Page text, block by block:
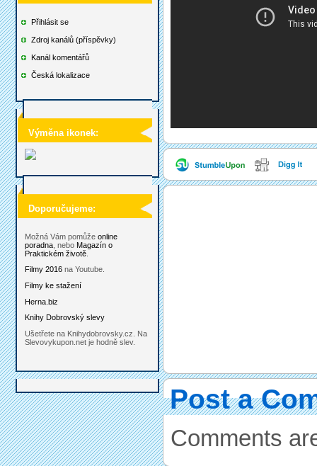
Přihlásit se
Zdroj kanálů (příspěvky)
Kanál komentářů
Česká lokalizace
Výměna ikonek:
Doporučujeme:
Možná Vám pomůže online
poradna , nebo Magazín o
Praktickém životě
Filmy 2016 na Youtube.
Filmy ke stažení
Herna.biz
Knihy Dobrovský slevy
Ušetřete na Knihydobrovsky.cz. Na
Slevovykupon.net je hodně slev.
Post a
Comments